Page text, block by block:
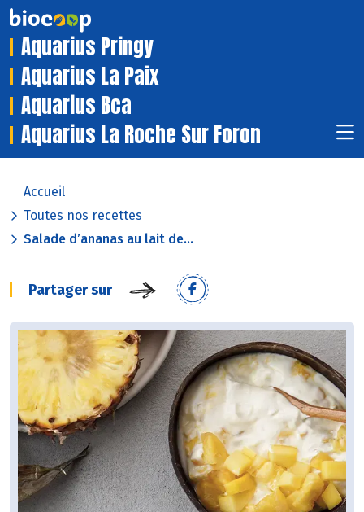
Aquarius Pringy
Aquarius La Paix
Aquarius Bca
Aquarius La Roche Sur Foron
Accueil
Toutes nos recettes
Salade d’ananas au lait de...
Partager sur